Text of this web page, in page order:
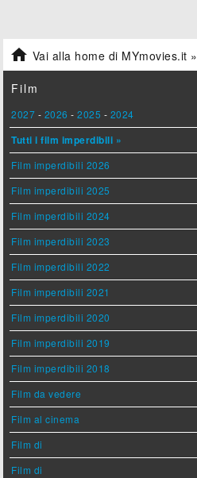
 Vai alla home di MYmovies.it »
Film
2027 - 2026 -2025 - 2024
Tutti i film imperdibili »
Film imperdibili 2026
Film imperdibili 2025
Film imperdibili 2024
Film imperdibili 2023
Film imperdibili 2022
Film imperdibili 2021
Film imperdibili 2020
Film imperdibili 2019
Film imperdibili 2018
Film da vedere
Film al cinema
Film di
Film di